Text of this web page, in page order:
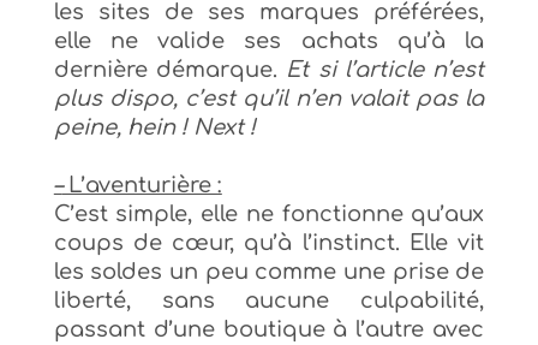
les sites de ses marques préférées,
elle ne valide ses achats qu’à la
dernière démarque. Et si l’article n’est
plus dispo, c’est qu’il n’en valait pas la
peine, hein ! Next !
–L’aventurière :
C’est simple, elle ne fonctionne qu’aux
coups de cœur, qu’à l’instinct. Elle vit
les soldes un peu comme une prise de
liberté, sans aucune culpabilité,
passant d’une boutique à l’autre avec